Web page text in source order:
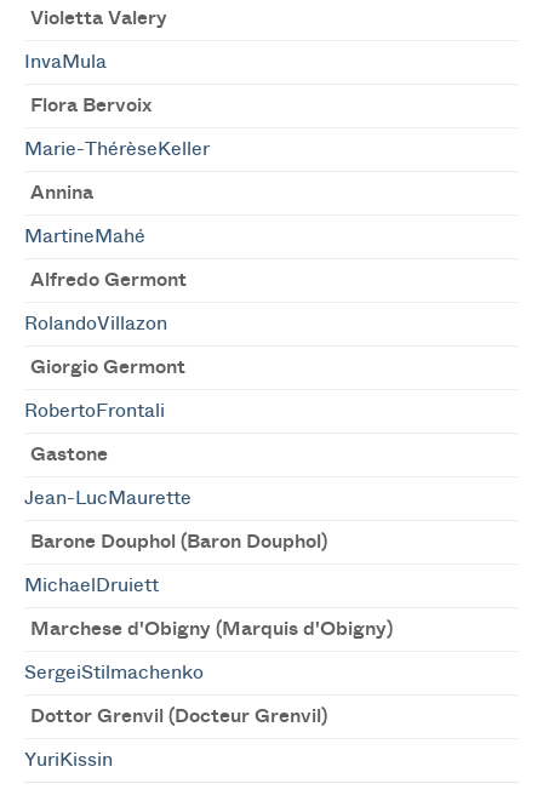
Violetta Valery
InvaMula
Flora Bervoix
Marie-ThérèseKeller
Annina
MartineMahé
Alfredo Germont
RolandoVillazon
Giorgio Germont
RobertoFrontali
Gastone
Jean-LucMaurette
Barone Douphol (Baron Douphol)
MichaelDruiett
Marchese d'Obigny (Marquis d'Obigny)
SergeiStilmachenko
Dottor Grenvil (Docteur Grenvil)
YuriKissin